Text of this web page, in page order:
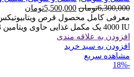
6,300,000تومان قیمت
اصلی
6,300,000تومان
بود.
5,500,000تومان
فعلی
4000 IU یک مکمل غذایی حاوی ویتامین D3 با دوز 4000
افزودن به علاقه مندی
افزودن به سبد خرید
مشاهده سریع
-18%